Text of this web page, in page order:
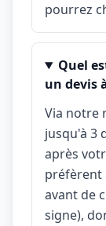
pourrez
Quel
un devis
Via notre
jusqu'à 3
après
préfèrent
avant de
signe),